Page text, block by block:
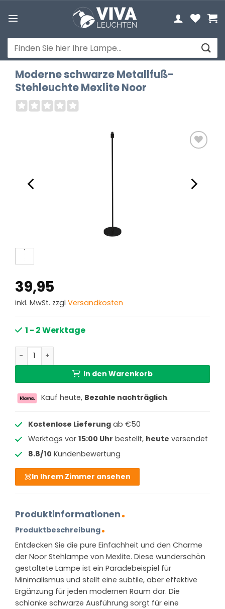
Inhalt
Suchen
nach:
Moderne schwarze Metallfuß-
Stehleuchte Mexlite Noor
39,95
inkl. MwSt. zzgl Versandkosten
1 - 2 Werktage
Moderne schwarze Metallfuß-Stehleuchte Mexlite Noor
In den Warenkorb
Kauf heute, Bezahle nachträglich.
Kostenlose Lieferungab €50
Werktags vor 15:00 Uhr bestellt, heute versendet
8.8/10 Kundenbewertung
In Ihrem Zimmer ansehen
Produktinformationen
Produktbeschreibung
Entdecken Sie die pure Einfachheit und den Charme
der Noor Stehlampe von Mexlite. Diese wunderschön
gestaltete Lampe ist ein Paradebeispiel für
Minimalismus und stellt eine subtile, aber effektive
Ergänzung für jeden modernen Raum dar. Die
schlanke schwarze Ausführung sorgt für eine